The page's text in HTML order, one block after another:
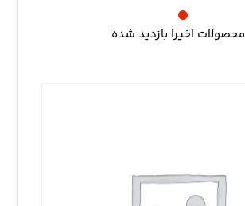
محصولات اخیرا بازدید شده